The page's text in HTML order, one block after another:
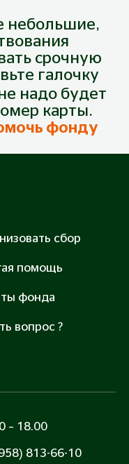
совершить
друзья
у вас точно
небольшие,
срочную
галочку
надо будет
карты.
фонду
сбор
помощь
фонда
вопрос ?
– 18.00
813-66-10